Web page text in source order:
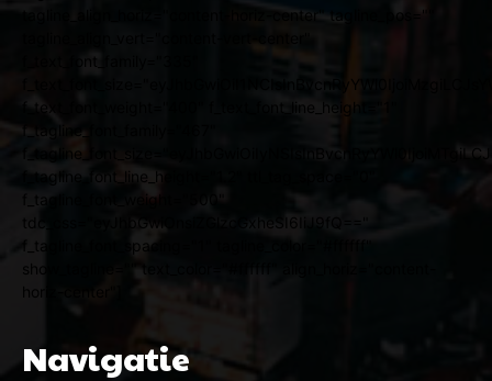
tagline_align_horiz="content-horiz-center" tagline_pos=""
f_text_font_weight="400" f_text_font_line_height="1"
f_tagline_font_line_height="1.2" ttl_tag_space="0"
f_tagline_font_weight="500"
tdc_css="eyJhbGwiOnsiZGlzcGxheSI6IiJ9fQ=="
f_tagline_font_spacing="1" tagline_color="#ffffff"
show_tagline="" text_color="#ffffff" align_horiz="content-
Navigatie